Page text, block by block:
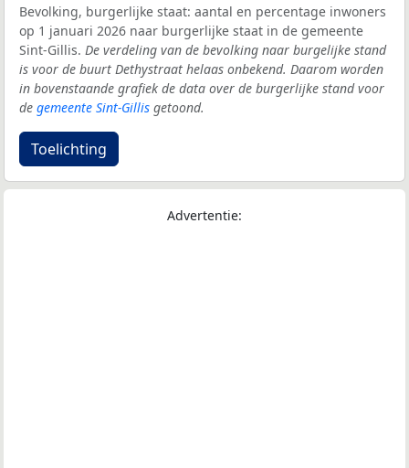
Bevolking, burgerlijke staat: aantal en percentage inwoners
op 1 januari 2026 naar burgerlijke staat in de gemeente
Sint-Gillis. De verdeling van de bevolking naar burgelijke stand
is voor de buurt Dethystraat helaas onbekend. Daarom worden
in bovenstaande grafiek de data over de burgerlijke stand voor
de gemeente Sint-Gillis getoond.
Toelichting
Advertentie: